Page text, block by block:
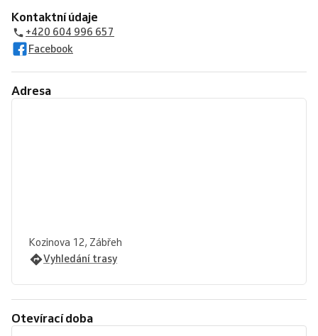
Kontaktní údaje
+420 604 996 657
Facebook
Adresa
Kozinova 12, Zábřeh
Vyhledání trasy
Otevírací doba